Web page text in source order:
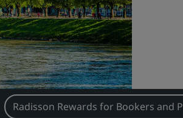
Radisson Rewards for Bookers and